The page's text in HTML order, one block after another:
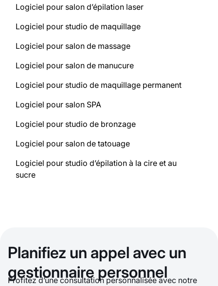
Logiciel pour salon d’épilation laser
Logiciel pour studio de maquillage
Logiciel pour salon de massage
Logiciel pour salon de manucure
Logiciel pour studio de maquillage permanent
Logiciel pour salon SPA
Logiciel pour studio de bronzage
Logiciel pour salon de tatouage
Logiciel pour studio d’épilation à la cire et au
sucre
Planifiez un appel avec un
gestionnaire personnel
Profitez d’une consultation personnalisée avec notre